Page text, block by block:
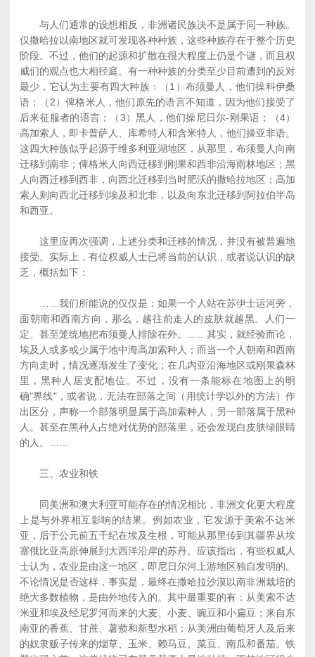
与人们通常的设想相反，非洲诸民族决不是属于同一种族。
仅撒哈拉以南地区就可发现各种种族，这些种族存在于整个历史
阶段。不过，他们的起源和扩散在很大程度上仍是个谜，而且权
威们的观点也大相径庭。有一种种族的分类至少目前遭到的反对
最少，它认为主要有四大种族：（1）布须曼人，他们操科伊桑
语；（2）俾格米人，他们原先的语言不知道，因为他们接受了
后来征服者的语言；（3）黑人，他们操尼日尔-刚果语；（4）
高加索人，即卡普萨人、库希特人和含米特人，他们操亚非语。
这四大种族似乎起源于维多利亚湖地区，从那里，布须曼人向南
迁移到南非；俾格米人向西迁移到刚果和西非沿海雨林地区；黑
人向西迁移到西非，向西北迁移到当时肥沃的撒哈拉地区；高加
索人则向西北迁移到埃及和北非，以及向东北迁移到阿拉伯半岛
和西亚。
这里应再次强调，上述分类和迁移的情况，并没有被普遍地
接受。实际上，有位权威人士已将当前的认识，或者说认识的缺
乏，概括如下：
……我们所能说的仅仅是：如果一个人站在苏伊士运河旁，
面朝南和西南方向，那么，越往前走人的皮肤就越黑。人们一
定、甚至笼统地把布须曼人排除在外。……其实，就经验而论，
埃及人或多或少属于地中海高加索种人；而当一个人朝南和西南
方向走时，情况逐渐发生了变化；在几内亚沿海地区或刚果森林
里，黑种人居支配地位。不过，没有一条能标在地图上的明
确"界线"，或者说，无法在部落之间（用统计学以外的方法）作
出区分，声称一个部落明显属于高加索种人，另一部落属于黑种
人。甚至在黑种人占绝对优势的部落里，还会发现白皮肤绿眼睛
的人。……
三、农业和铁
同美洲和澳大利亚可能存在的情况相比，非洲文化更大程度
上是与外界相互影响的结果。例如农业，它发源于美索不达米
亚，后于公元前五千纪在埃及生根，可能从那里传到其疆界从埃
塞俄比亚高原伸展到大西洋沿岸的苏丹。应该指出，有些权威人
士认为，农业是由这一地区，即尼日尔河上游地区独自发明的。
不论情况是否这样，事实是，最终在撒哈拉沙漠以南非洲栽培的
绝大多数植物，是由外地传入的。其中最重要的有：从美索不达
米亚和埃及经尼罗河而来的大麦、小麦、豌豆和小扁豆；来自东
南亚的香蕉、甘蔗、薯蓣和新型水稻；从美洲由葡萄牙人及后来
的奴隶贩子传来的烟草、玉米、赖马豆、菜豆、南瓜和番茄。铁